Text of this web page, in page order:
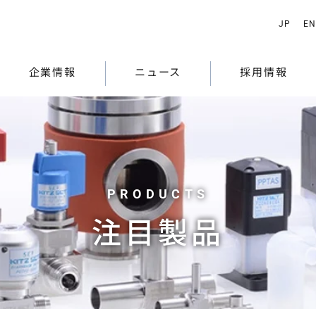
JP EN
企業情報 ニュース 採用情報
注目製品